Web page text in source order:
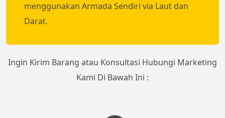
menggunakan Armada Sendiri via Laut dan
Darat.
Ingin Kirim Barang atau Konsultasi Hubungi Marketing
Kami Di Bawah Ini :